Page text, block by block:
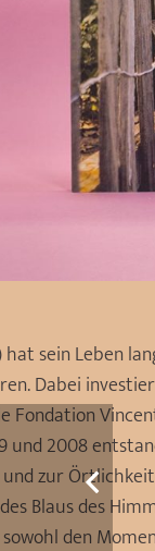
hat sein Leben
Dabei
Fondation
und 2008
zur
Blaus des
den